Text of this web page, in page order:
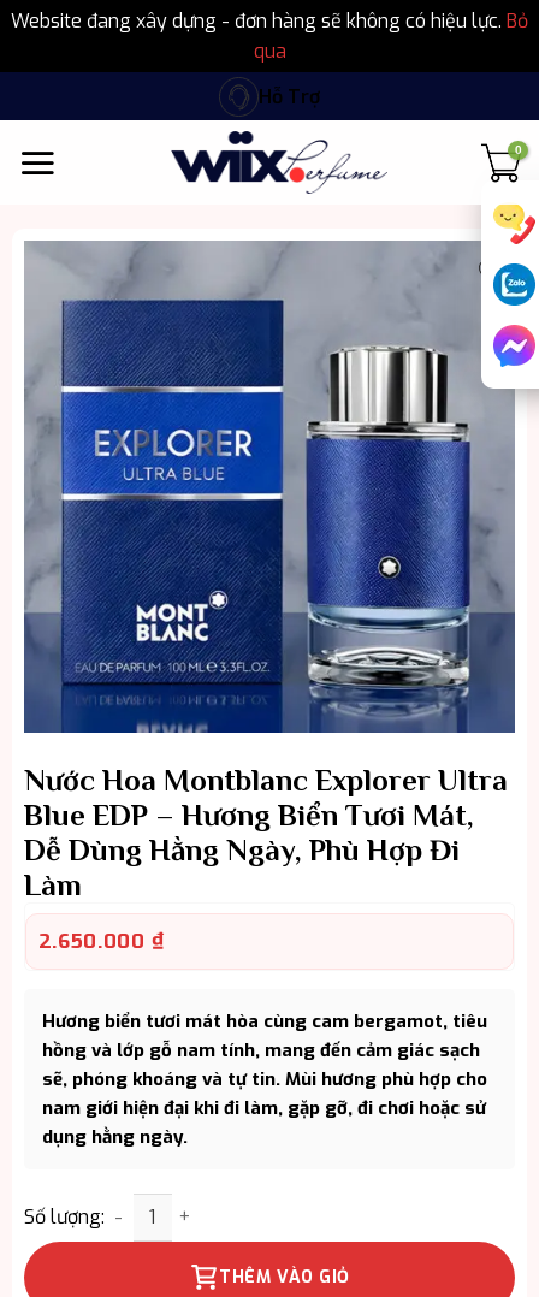
Website đang xây dựng - đơn hàng sẽ không có hiệu lực. Bỏ
qua
qua
nội
dung
Hỗ Trợ
Nước Hoa Montblanc Explorer Ultra
Blue EDP – Hương Biển Tươi Mát,
Dễ Dùng Hằng Ngày, Phù Hợp Đi
Làm
2.650.000 ₫
Hương biển tươi mát hòa cùng cam bergamot, tiêu
hồng và lớp gỗ nam tính, mang đến cảm giác sạch
sẽ, phóng khoáng và tự tin. Mùi hương phù hợp cho
nam giới hiện đại khi đi làm, gặp gỡ, đi chơi hoặc sử
dụng hằng ngày.
Số lượng: Nước Hoa Montblanc Explorer Ultra Blue EDP –
THÊM VÀO GIỎ